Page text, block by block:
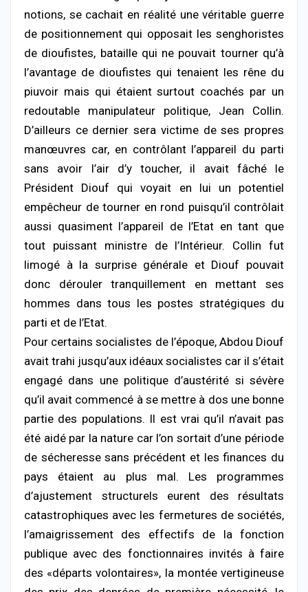
notions, se cachait en réalité une véritable guerre
de positionnement qui opposait les senghoristes
de dioufistes, bataille qui ne pouvait tourner qu’à
l’avantage de dioufistes qui tenaient les rêne du
piuvoir mais qui étaient surtout coachés par un
redoutable manipulateur politique, Jean Collin.
D’ailleurs ce dernier sera victime de ses propres
manœuvres car, en contrôlant l’appareil du parti
sans avoir l’air d’y toucher, il avait fâché le
Président Diouf qui voyait en lui un potentiel
empêcheur de tourner en rond puisqu’il contrôlait
aussi quasiment l’appareil de l’Etat en tant que
tout puissant ministre de l’Intérieur. Collin fut
limogé à la surprise générale et Diouf pouvait
donc dérouler tranquillement en mettant ses
hommes dans tous les postes stratégiques du
parti et de l’Etat.
Pour certains socialistes de l’époque, Abdou Diouf
avait trahi jusqu’aux idéaux socialistes car il s’était
engagé dans une politique d’austérité si sévère
qu’il avait commencé à se mettre à dos une bonne
partie des populations. Il est vrai qu’il n’avait pas
été aidé par la nature car l’on sortait d’une période
de sécheresse sans précédent et les finances du
pays étaient au plus mal. Les programmes
d’ajustement structurels eurent des résultats
catastrophiques avec les fermetures de sociétés,
l’amaigrissement des effectifs de la fonction
publique avec des fonctionnaires invités à faire
des «départs volontaires», la montée vertigineuse